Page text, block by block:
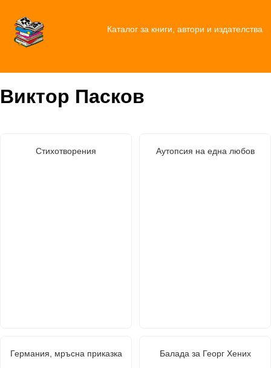
Каталог за книги, автори и издателства
Виктор Пасков
Стихотворения Аутопсия на една любов
Германия, мръсна приказка Балада за Георг Хених